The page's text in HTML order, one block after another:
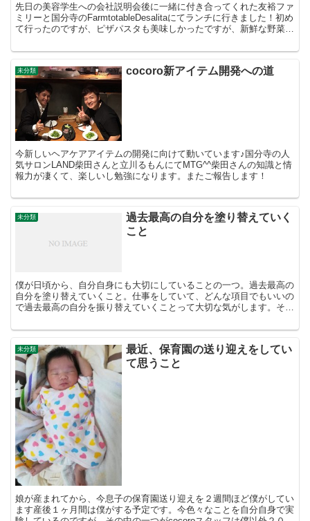
先日の美容学生への会社説明会後に一緒に付き合ってくれた友裕ファ
ミリーと国分寺のFarmtotableDesalitaにてランチに行きました！初め
て行ったのですが、ピザパスタも美味しかったですが、新鮮な野菜が
未分類 cocoro新アイテム開発への道
今新しいヘアケアアイテムの開発に向けて動いています♪国分寺の人
気サロンLAND柴田さんと立川るもんにてMTG^^柴田さんの知識と情
報力が凄くて、楽しいし勉強になります。またご報告します！
未分類
過去最高の自分を塗り替えていく
こと
僕が日頃から、自分自身にも大切にしていることの一つ。過去最高の
自分を塗り替えていくこと。仕事をしていて、どんな項目でもいいの
で過去最高の自分を振り替えていくことって大切な気がします。それ
未分類
最近、保育園の送り迎えをしてい
て思うこと
娘が産まれてから、今息子の保育園送り迎えを２週間ほど僕がしてい
ます産後１ヶ月間は僕がする予定です。今色々なことを自分自身で実